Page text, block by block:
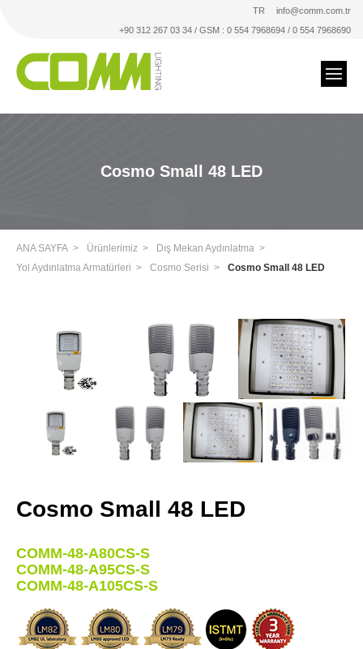
TR
info@comm.com.tr
+90 312 267 03 34 / GSM : 0 554 7968694 / 0 554 7968690
Cosmo Small 48 LED
ANA SAYFA Ürünlerimiz
Dış Mekan Aydınlatma
Yol Aydınlatma Armatürleri
Cosmo Serisi Cosmo Small 48 LED
Cosmo Small 48 LED
COMM-48-A80CS-S
COMM-48-A95CS-S
COMM-48-A105CS-S